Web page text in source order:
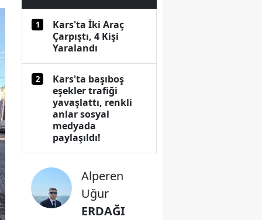
1
Kars'ta İki Araç
Çarpıştı, 4 Kişi
Yaralandı
2
Kars'ta başıboş
eşekler trafiği
yavaşlattı, renkli
anlar sosyal
medyada
paylaşıldı!
Alperen
Uğur
ERDAĞI